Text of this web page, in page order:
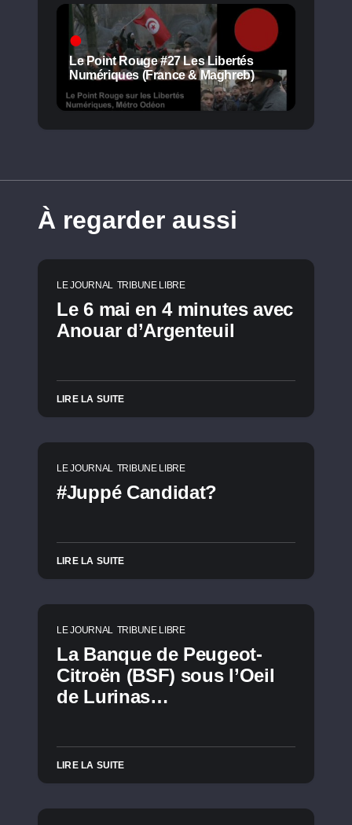
Le Point Rouge #27 Les Libertés
Numériques (France & Maghreb)
À regarder aussi
LE JOURNAL TRIBUNE LIBRE
Le 6 mai en 4 minutes avec
Anouar d’Argenteuil
LIRE LA SUITE
LE JOURNAL TRIBUNE LIBRE
#Juppé Candidat?
LIRE LA SUITE
LE JOURNAL TRIBUNE LIBRE
La Banque de Peugeot-
Citroën (BSF) sous l’Oeil
de Lurinas…
LIRE LA SUITE